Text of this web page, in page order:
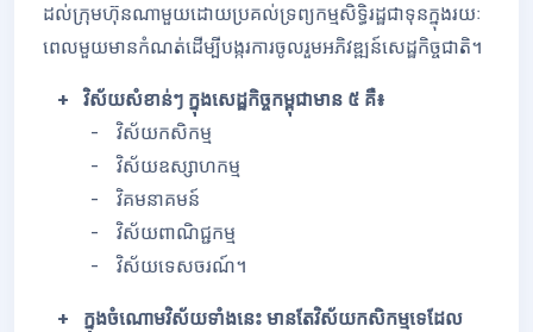
ដល់ក្រុមហ៊ុនណាមួយដោយប្រគល់ទ្រព្យកម្មសិទ្ធិរដ្ឋជាទុនក្នុងរយៈ
ពេលមួយមានកំណត់ដើម្បីបង្ករការចូលរួមអភិវឌ្ឍន៍សេដ្ឋកិច្ចជាតិ។
+ វិស័យសំខាន់ៗ ក្នុងសេដ្ឋកិច្ចកម្ពុជាមាន ៥ គឺ៖
- វិស័យកសិកម្ម
- វិស័យឧស្សាហកម្ម
- វិគមនាគមន៍
- វិស័យពាណិជ្ជកម្ម
- វិស័យទេសចរណ៍។
+ ក្នុងចំណោមវិស័យទាំងនេះ មានតែវិស័យកសិកម្មទេដែល